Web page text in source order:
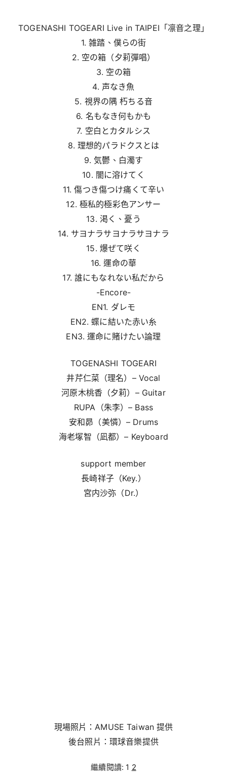
TOGENASHI TOGEARI Live in TAIPEI「凛音之理」
1. 雑踏、僕らの街
2. 空の箱（夕莉彈唱）
3. 空の箱
4. 声なき魚
5. 視界の隅 朽ちる音
6. 名もなき何もかも
7. 空白とカタルシス
8. 理想的パラドクスとは
9. 気鬱、白濁す
10. 闇に溶けてく
11. 傷つき傷つけ痛くて辛い
12. 極私的極彩色アンサー
13. 渇く、憂う
14. サヨナラサヨナラサヨナラ
15. 爆ぜて咲く
16. 運命の華
17. 誰にもなれない私だから
-Encore-
EN1. ダレモ
EN2. 蝶に結いた赤い糸
EN3. 運命に賭けたい論理
TOGENASHI TOGEARI
井芹仁菜（理名）– Vocal
河原木桃香（夕莉）– Guitar
RUPA（朱李）– Bass
安和昴（美憐）– Drums
海老塚智（凪都）– Keyboard
support member
長崎祥子（Key.）
宮内沙弥（Dr.）
現場照片：AMUSE Taiwan 提供
後台照片：環球音樂提供
繼續閱讀: 1 2